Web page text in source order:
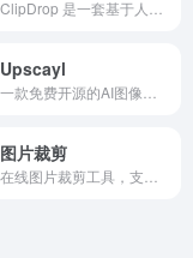
Upscayl
图片裁剪